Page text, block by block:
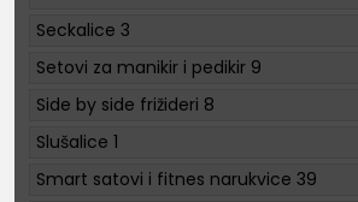
Seckalice 3
Setovi za manikir i pedikir 9
Side by side frižideri 8
Slušalice 1
Smart satovi i fitnes narukvice 39